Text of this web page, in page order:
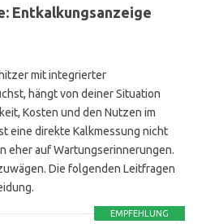
Entkalkungsanzeige
mit integrierter
hängt von deiner Situation
Kosten und den Nutzen im
eine direkte Kalkmessung nicht
eher auf Wartungserinnerungen.
Die folgenden Leitfragen
EMPFEHLUNG